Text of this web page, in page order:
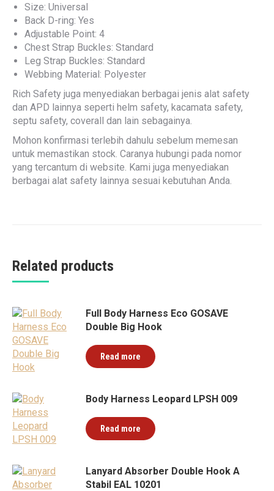
Size: Universal
Back D-ring: Yes
Adjustable Point: 4
Chest Strap Buckles: Standard
Leg Strap Buckles: Standard
Webbing Material: Polyester
Rich Safety juga menyediakan berbagai jenis alat safety
dan APD lainnya seperti helm safety, kacamata safety,
septu safety, coverall dan lain sebagainya.
Mohon konfirmasi terlebih dahulu sebelum memesan
untuk memastikan stock. Caranya hubungi pada nomor
yang tercantum di website. Kami juga menyediakan
berbagai alat safety lainnya sesuai kebutuhan Anda.
Related products
Full Body Harness Eco GOSAVE
Double Big Hook
Read more
Body Harness Leopard LPSH 009
Read more
Lanyard Absorber Double Hook A
Stabil EAL 10201